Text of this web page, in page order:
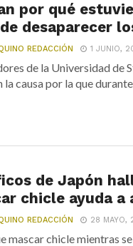
por qué
desaparecer
REDACCIÓN 1 JUNIO,
de la Universidad de
la causa por la que
de Japón
chicle ayuda a
REDACCIÓN 28 MAYO,
mascar chicle mientras